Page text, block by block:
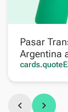
Pasar
Argentina
chevron_left chevron_right